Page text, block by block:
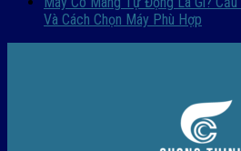
Và Cách Chọn Máy Phù Hợp